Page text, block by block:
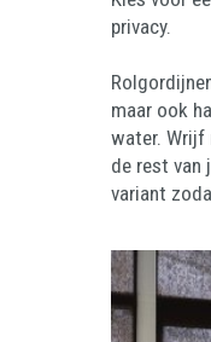
privacy.
maar ook
water. Wrijf
de rest van
variant